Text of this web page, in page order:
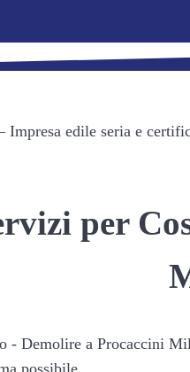
edile seria e
per